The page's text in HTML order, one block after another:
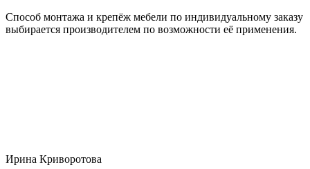
Способ монтажа и крепёж мебели по индивидуальному заказу
выбирается производителем по возможности её применения.
Ирина Криворотова